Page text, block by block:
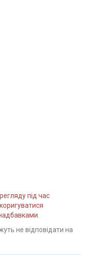
під час
не відповідати на